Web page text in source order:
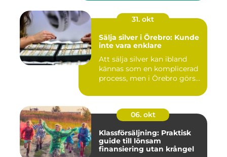
31. okt
Sälja silver i Örebro: Kunde
inte vara enklare
Att sälja silver kan ibland
kännas som en komplicerad
process, men i Örebro görs...
06. okt
Klassförsäljning: Praktisk
guide till lönsam
finansiering utan krångel